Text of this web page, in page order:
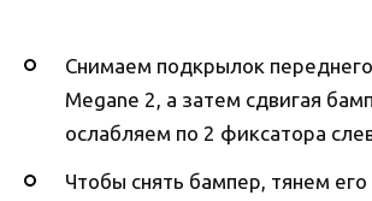
Снимаем подкрылок
Megane 2, а затем сдвигая
ослабляем по 2 фиксатора
Чтобы снять бампер, тянем